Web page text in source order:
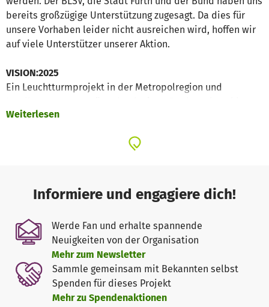
bereits großzügige Unterstützung zugesagt. Da dies für
unsere Vorhaben leider nicht ausreichen wird, hoffen wir
auf viele Unterstützer unserer Aktion.
VISION:2025
Ein Leuchtturmprojekt in der Metropolregion und
und die Bürgermeister der Stadt Fürth! Wir haben ein
Dambach beeindruckende Möglichkeiten, unsere
sportlichen Aktivitäten auszuleben. Fünf Fußballfelder,
eines davon mit einer internationalen Leichtathletik-
Wettkampfbahn und verschiedenen Sprunganlagen, sechs
Beachvolleyballfelder sowie 15 Tennis-Freiplätze
inklusive zwei Mini-Plätze, ein Bootssteg direkt am Main-
Donau-Kanal und eine Pétanque-Anlage begeistern jeden
Freiluftsportler. Unser Gelände liegt außerdem direkt am
Waldrand und ist ideal für Läufer, Walker und Wanderer.
Weiterlesen
Informiere und engagiere dich!
Werde Fan und erhalte spannende
Neuigkeiten von der Organisation
Mehr zum Newsletter
Sammle gemeinsam mit Bekannten selbst
Spenden für dieses Projekt
Mehr zu Spendenaktionen